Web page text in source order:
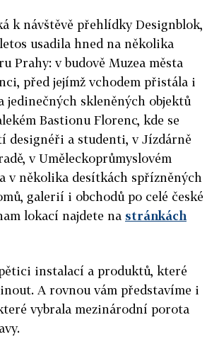
k návštěvě přehlídky Designblok,
usadila hned na několika
Prahy: v budově Muzea města
před jejímž vchodem přistála i
jedinečných skleněných objektů
Bastionu Florenc, kde se
designéři a studenti, v Jízdárně
v Uměleckoprůmyslovém
v několika desítkách spřízněných
galerií i obchodů po celé české
lokací najdete na stránkách
instalací a produktů, které
A rovnou vám představíme i
vybrala mezinárodní porota